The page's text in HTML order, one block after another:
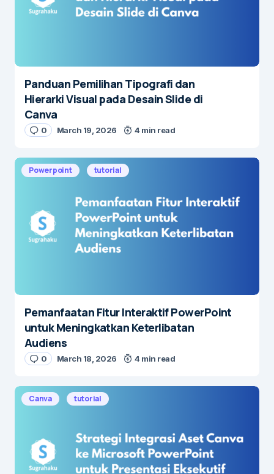
Panduan Pemilihan Tipografi dan
Hierarki Visual pada Desain Slide di
Canva
0 March 19, 2026 4 min read
Powerpoint tutorial
Pemanfaatan Fitur Interaktif PowerPoint
untuk Meningkatkan Keterlibatan
Audiens
0 March 18, 2026 4 min read
Canva tutorial